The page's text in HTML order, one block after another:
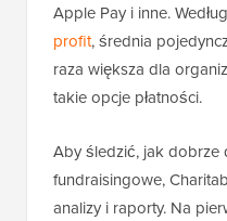
Apple Pay i inne. Według
profit, średnia
raza większa dla
takie opcje płatności.
Aby śledzić, jak dobrze
fundraisingowe,
analizy i raporty. Na